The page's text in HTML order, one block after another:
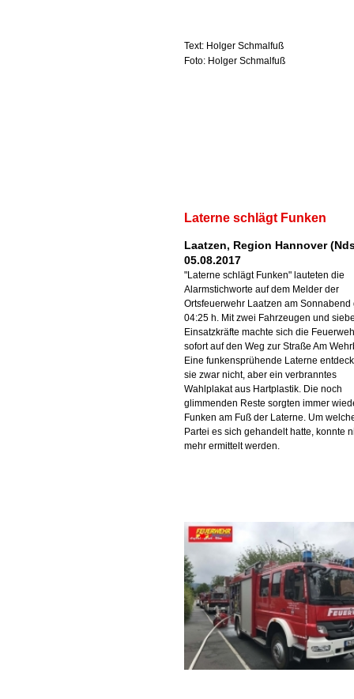
Text: Holger Schmalfuß
Foto: Holger Schmalfuß
Laterne schlägt Funken
Laatzen, Region Hannover
05.08.2017
"Laterne schlägt Funken" lauteten die
Alarmstichworte auf dem Melder der
Ortsfeuerwehr Laatzen am Sonnabend
04:25 h. Mit zwei Fahrzeugen und
Einsatzkräfte machte sich die
sofort auf den Weg zur Straße Am
Eine funkensprühende Laterne
sie zwar nicht, aber ein verbranntes
Wahlplakat aus Hartplastik. Die noch
glimmenden Reste sorgten immer
Funken am Fuß der Laterne. Um
Partei es sich gehandelt hatte, konnte
mehr ermittelt werden.